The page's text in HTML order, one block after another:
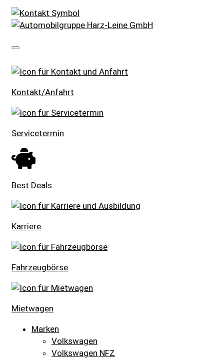
Kontakt/Anfahrt
Servicetermin
Best Deals
Karriere
Fahrzeugbörse
Mietwagen
Marken
Volkswagen
Volkswagen NFZ